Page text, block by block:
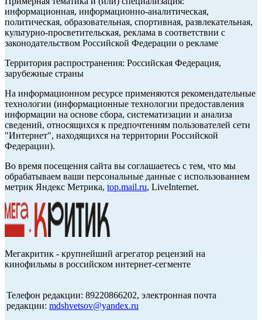
информационная, информационно-аналитическая,
политическая, образовательная, спортивная, развлекательная,
культурно-просветительская, реклама в соответствии с
законодательством Российской Федерации о рекламе
Территория распространения: Российская Федерация,
зарубежные страны
На информационном ресурсе применяются рекомендательные
технологии (информационные технологии предоставления
информации на основе сбора, систематизации и анализа
сведений, относящихся к предпочтениям пользователей сети
"Интернет", находящихся на территории Российской
Федерации).
Во время посещения сайта вы соглашаетесь с тем, что мы
обрабатываем ваши персональные данные с использованием
метрик Яндекс Метрика, top.mail.ru, LiveInternet.
Мегакритик - крупнейший агрегатор рецензий на
кинофильмы в российском интернет-сегменте
Телефон редакции: 89220866202, электронная почта
редакции: mdshvetsov@yandex.ru